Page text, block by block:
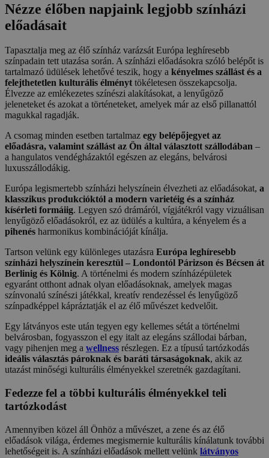
Nézze élőben napjaink legjobb színházi
előadásait
Tapasztalja meg az élő színház varázsát Európa leghíresebb
színpadain tett utazása során. A színházi előadásokra szóló belépőt is
tartalmazó üdülések lehetővé teszik, hogy a kényelmes szállást és a
felejthetetlen kulturális élményt tökéletesen összekapcsolja.
Élvezze az emlékezetes színészi alakításokat, a lenyűgöző
jeleneteket és azokat a történeteket, amelyek már az első pillanattól
magukkal ragadják.
A csomag minden esetben tartalmaz egy belépőjegyet az
előadásra, valamint szállást az Ön által választott szállodában –
a hangulatos vendégházaktól egészen az elegáns, belvárosi
luxusszállodákig.
Európa legismertebb színházi helyszínein élvezheti az előadásokat, a
klasszikus produkcióktól a modern varietéig és a színház
kísérleti formáiig. Legyen szó drámáról, vígjátékról vagy vizuálisan
lenyűgöző előadásokról, ez az üdülés a kultúra, a kényelem és a
pihenés harmonikus kombinációját kínálja.
Tartson velünk egy különleges utazásra Európa leghíresebb
színházi helyszínein keresztül – Londontól Párizson és Bécsen át
Berlinig és Kölnig. A történelmi és modern színházépületek
egyaránt otthont adnak olyan előadásoknak, amelyek magas
színvonalú színészi játékkal, kreatív rendezéssel és lenyűgöző
színpadképpel kápráztatják el az élő művészet kedvelőit.
Egy látványos este után tegyen egy kellemes sétát a történelmi
belvárosban, fogyasszon el egy italt az elegáns szállodai bárban,
vagy pihenjen meg a wellness részlegen. Ez a típusú tartózkodás
ideális választás pároknak és baráti társaságoknak, akik az
utazást minőségi kulturális élményekkel szeretnék gazdagítani.
Fedezze fel a többi kulturális élményekkel teli
tartózkodást
Amennyiben közel áll Önhöz a művészet, a zene és az élő
előadások világa, érdemes megismernie kulturális kínálatunk további
lehetőségeit is. A színházi előadások mellett velünk látványos